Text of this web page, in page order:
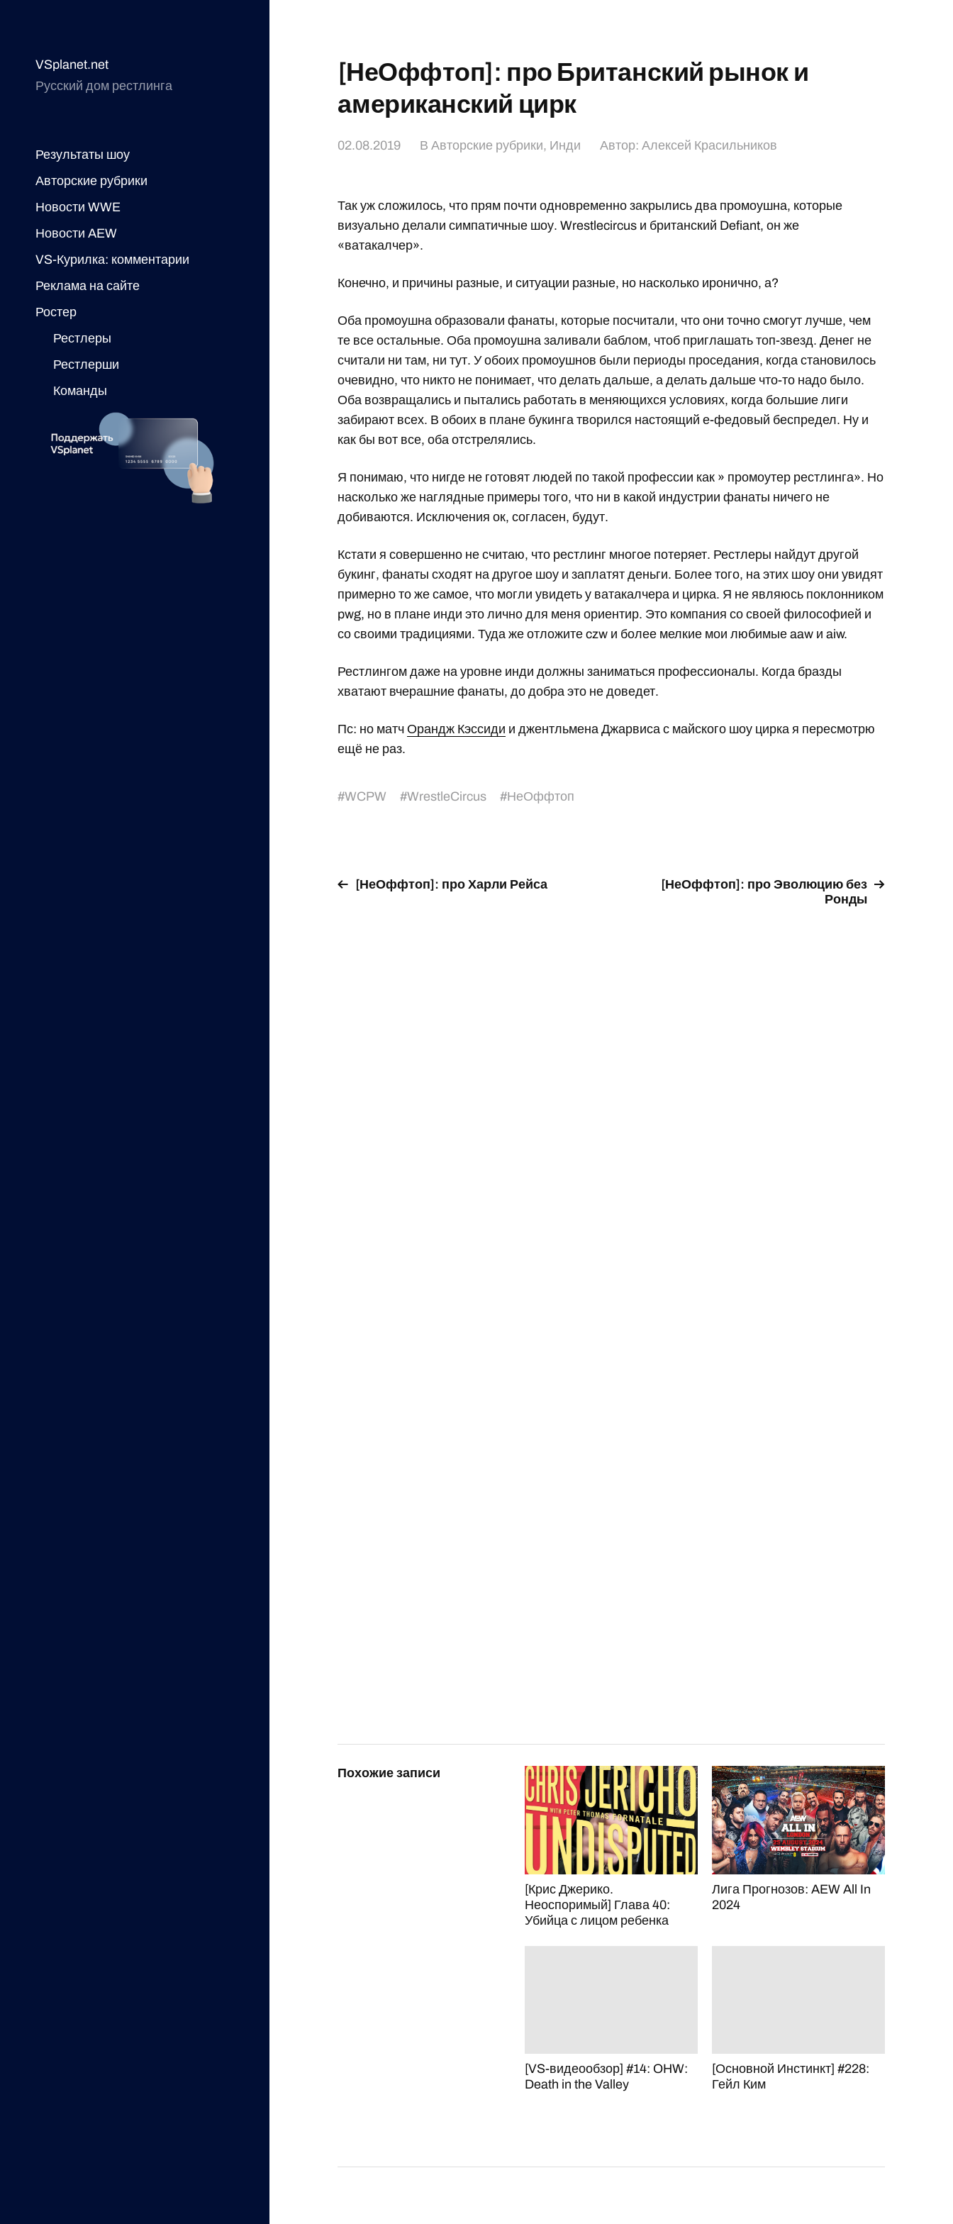
VSplanet.net
Русский дом рестлинга
Результаты шоу
Авторские рубрики
Новости WWE
Новости AEW
VS-Курилка: комментарии
Реклама на сайте
Ростер
Рестлеры
Рестлерши
Команды
[НеОффтоп]: про Британский рынок и
американский цирк
02.08.2019 ВАвторские рубрики, Инди Автор:Алексей Красильников
Так уж сложилось, что прям почти одновременно закрылись два промоушна, которые
визуально делали симпатичные шоу. Wrestlecircus и британский Defiant, он же
«ватакалчер».
Конечно, и причины разные, и ситуации разные, но насколько иронично, а?
Оба промоушна образовали фанаты, которые посчитали, что они точно смогут лучше, чем
те все остальные. Оба промоушна заливали баблом, чтоб приглашать топ-звезд. Денег не
считали ни там, ни тут. У обоих промоушнов были периоды проседания, когда становилось
очевидно, что никто не понимает, что делать дальше, а делать дальше что-то надо было.
Оба возвращались и пытались работать в меняющихся условиях, когда большие лиги
забирают всех. В обоих в плане букинга творился настоящий е-федовый беспредел. Ну и
как бы вот все, оба отстрелялись.
Я понимаю, что нигде не готовят людей по такой профессии как » промоутер рестлинга». Но
насколько же наглядные примеры того, что ни в какой индустрии фанаты ничего не
добиваются. Исключения ок, согласен, будут.
Кстати я совершенно не считаю, что рестлинг многое потеряет. Рестлеры найдут другой
букинг, фанаты сходят на другое шоу и заплатят деньги. Более того, на этих шоу они увидят
примерно то же самое, что могли увидеть у ватакалчера и цирка. Я не являюсь поклонником
pwg, но в плане инди это лично для меня ориентир. Это компания со своей философией и
со своими традициями. Туда же отложите czw и более мелкие мои любимые aaw и aiw.
Рестлингом даже на уровне инди должны заниматься профессионалы. Когда бразды
хватают вчерашние фанаты, до добра это не доведет.
Пс: но матчОрандж Кэссиди и джентльмена Джарвиса с майского шоу цирка я пересмотрю
ещё не раз.
#WCPW #WrestleCircus #НеОффтоп
[НеОффтоп]: про Харли Рейса
[НеОффтоп]: про Эволюцию без
Ронды
Похожие записи
[Крис Джерико.
Неоспоримый] Глава 40:
Убийца с лицом ребенка
Лига Прогнозов: AEW All In
2024
[VS-видеообзор] #14: OHW:
Death in the Valley
[Основной Инстинкт] #228:
Гейл Ким